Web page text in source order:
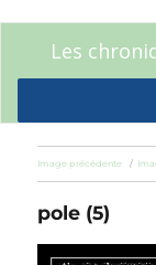
Les
Image précédente
pole (5)